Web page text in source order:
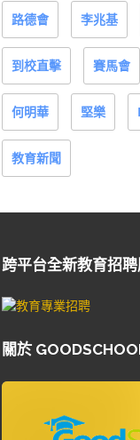
路德會 李兆基
到校直擊 賽馬會
何明華 堅樂
教育新聞
跨平台全新教育招
關於